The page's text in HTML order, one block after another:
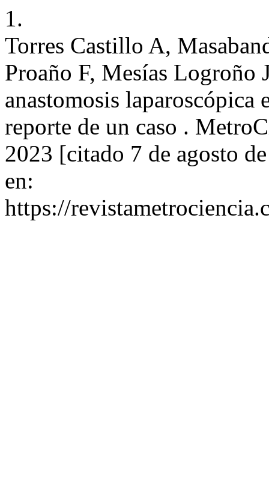
1.
Torres Castillo A,
Proaño F, Mesías Logroño
anastomosis laparoscópica
reporte de un caso .
2023 [citado 7 de agosto
en:
https://